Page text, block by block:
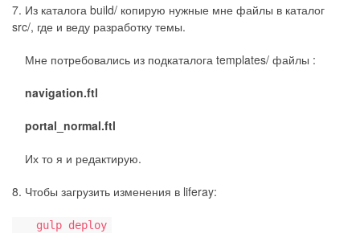
7. Из каталога build/ копирую нужные мне файлы в каталог
src/, где и веду разработку темы.
Мне потребовались из подкаталога templates/ файлы :
navigation.ftl
portal_normal.ftl
Их то я и редактирую.
8. Чтобы загрузить изменения в liferay:
gulp deploy